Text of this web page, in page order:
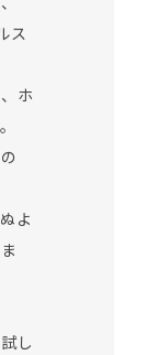
ス
ホ
よ
し